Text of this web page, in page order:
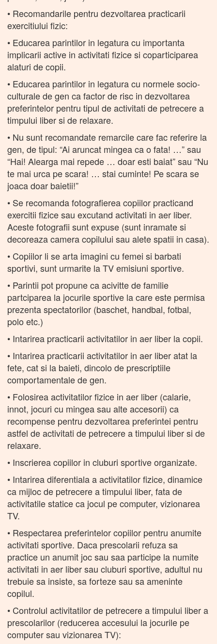
• Recomandarile pentru dezvoltarea practicarii
exercitiului fizic:
• Educarea parintilor in legatura cu importanta
implicarii active in activitati fizice si coparticiparea
alaturi de copii.
• Educarea parintilor in legatura cu normele socio-
culturale de gen ca factor de risc in dezvoltarea
preferintelor pentru tipul de activitati de petrecere a
timpului liber si de relaxare.
• Nu sunt recomandate remarcile care fac referire la
gen, de tipul: “Ai aruncat mingea ca o fata! …” sau
“Hai! Alearga mai repede … doar esti baiat” sau “Nu
te mai urca pe scara! … stai cuminte! Pe scara se
joaca doar baietii!”
• Se recomanda fotografierea copiilor practicand
exercitii fizice sau excutand activitati in aer liber.
Aceste fotografii sunt expuse (sunt inramate si
decoreaza camera copilului sau alete spatii in casa).
• Copiilor li se arta imagini cu femei si barbati
sportivi, sunt urmarite la TV emisiuni sportive.
• Parintii pot propune ca acivitte de familie
partciparea la jocurile sportive la care este permisa
prezenta spectatorilor (baschet, handbal, fotbal,
polo etc.)
• Intarirea practicarii activitatilor in aer liber la copii.
• Intarirea practicarii activitatilor in aer liber atat la
fete, cat si la baieti, dincolo de prescriptiile
comportamentale de gen.
• Folosirea activitatilor fizice in aer liber (calarie,
innot, jocuri cu mingea sau alte accesorii) ca
recompense pentru dezvoltarea preferintei pentru
astfel de activitati de petrecere a timpului liber si de
relaxare.
• Inscrierea copiilor in cluburi sportive organizate.
• Intarirea diferentiala a activitatilor fizice, dinamice
ca mijloc de petrecere a timpului liber, fata de
activitatile statice ca jocul pe computer, vizionarea
TV.
• Respectarea preferintelor copiilor pentru anumite
activitati sportive. Daca prescolarii refuza sa
practice un anumit joc sau saa participe la numite
activitati in aer liber sau cluburi sportive, adultul nu
trebuie sa insiste, sa forteze sau sa ameninte
copilul.
• Controlul activitatilor de petrecere a timpului liber a
prescolarilor (reducerea accesului la jocurile pe
computer sau vizionarea TV):